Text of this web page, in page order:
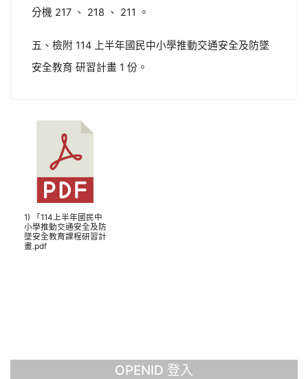
分機 217 、 218 、 211 。
五、檢附 114 上半年國民中小學推動交通安全及防墜
安全教育 研習計畫 1 份。
1) 「114上半年國民中
小學推動交通安全及防
墜安全教育課程研習計
畫.pdf
OPENID 登入